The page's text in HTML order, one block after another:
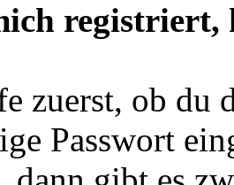
zuerst, ob du
Passwort